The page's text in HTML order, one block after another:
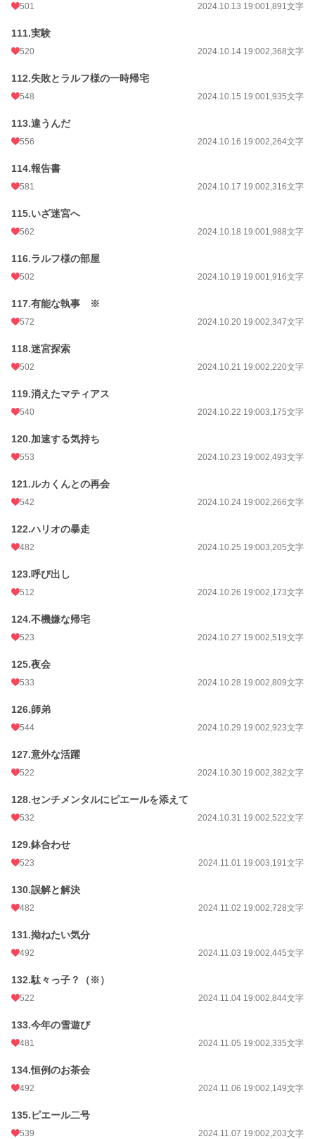
501 2024.10.13 19:001,891文字
111.実験
520 2024.10.14 19:002,368文字
112.失敗とラルフ様の一時帰宅
548 2024.10.15 19:001,935文字
113.違うんだ
556 2024.10.16 19:002,264文字
114.報告書
581 2024.10.17 19:002,316文字
115.いざ迷宮へ
562 2024.10.18 19:001,988文字
116.ラルフ様の部屋
502 2024.10.19 19:001,916文字
117.有能な執事 ※
572 2024.10.20 19:002,347文字
118.迷宮探索
502 2024.10.21 19:002,220文字
119.消えたマティアス
540 2024.10.22 19:003,175文字
120.加速する気持ち
553 2024.10.23 19:002,493文字
121.ルカくんとの再会
542 2024.10.24 19:002,266文字
122.ハリオの暴走
482 2024.10.25 19:003,205文字
123.呼び出し
512 2024.10.26 19:002,173文字
124.不機嫌な帰宅
523 2024.10.27 19:002,519文字
125.夜会
533 2024.10.28 19:002,809文字
126.師弟
544 2024.10.29 19:002,923文字
127.意外な活躍
522 2024.10.30 19:002,382文字
128.センチメンタルにピエールを添えて
532 2024.10.31 19:002,522文字
129.鉢合わせ
523 2024.11.01 19:003,191文字
130.誤解と解決
482 2024.11.02 19:002,728文字
131.拗ねたい気分
492 2024.11.03 19:002,445文字
132.駄々っ子？（※）
522 2024.11.04 19:002,844文字
133.今年の雪遊び
481 2024.11.05 19:002,335文字
134.恒例のお茶会
492 2024.11.06 19:002,149文字
135.ピエール二号
539 2024.11.07 19:002,203文字